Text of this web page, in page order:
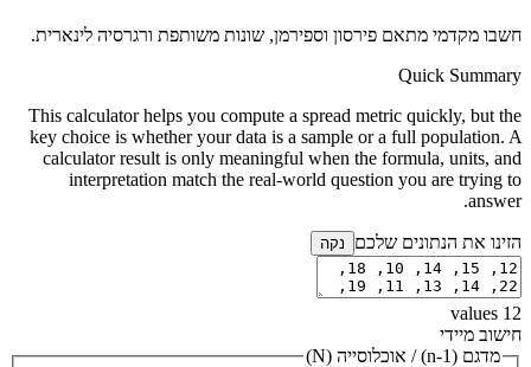
חשבו מקדמי מתאם פירסון וספירמן, שונות משותפת ורגרסיה לינארית.
Quick Summary
This calculator helps you compute a spread metric quickly, but the
key choice is whether your data is a sample or a full population. A
calculator result is only meaningful when the formula, units, and
interpretation match the real-world question you are trying to
answer.
הזינו את הנתונים שלכם נקה
12
values
חישוב מיידי
מדגם (n-1)
/ אוכלוסייה (N)